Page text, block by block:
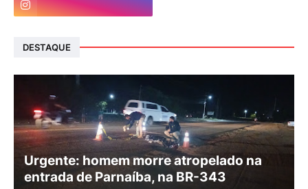
DESTAQUE
Urgente: homem morre atropelado na
entrada de Parnaíba, na BR-343